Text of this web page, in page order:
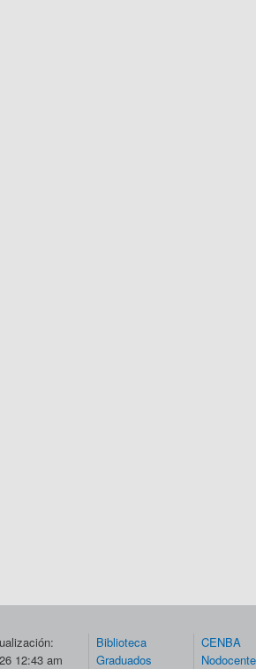
12:43 am
Biblioteca
Graduados
CENBA